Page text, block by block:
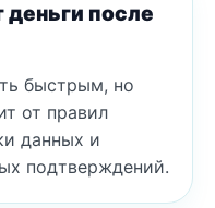
после
быстрым, но
от правил
данных и
подтверждений.